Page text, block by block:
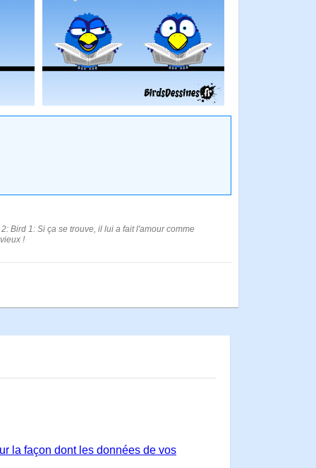
Bird 1: Si ça se trouve, il lui a fait l'amour comme
!
la façon dont les données de vos